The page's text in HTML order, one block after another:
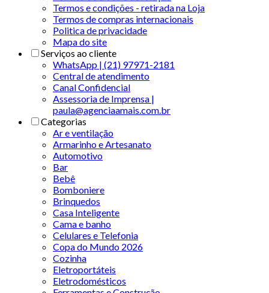
Termos e condições - retirada na Loja
Termos de compras internacionais
Politica de privacidade
Mapa do site
Serviços ao cliente
WhatsApp | (21) 97971-2181
Central de atendimento
Canal Confidencial
Assessoria de Imprensa |
paula@agenciaamais.com.br
Categorias
Ar e ventilação
Armarinho e Artesanato
Automotivo
Bar
Bebê
Bomboniere
Brinquedos
Casa Inteligente
Cama e banho
Celulares e Telefonia
Copa do Mundo 2026
Cozinha
Eletroportáteis
Eletrodomésticos